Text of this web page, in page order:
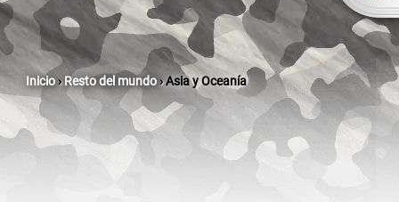
Inicio› Resto del mundo›Asia y Oceanía